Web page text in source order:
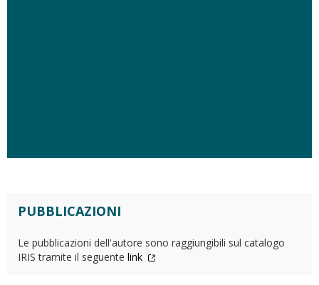
PUBBLICAZIONI
Le pubblicazioni dell'autore sono raggiungibili sul catalogo
IRIS tramite il seguente link